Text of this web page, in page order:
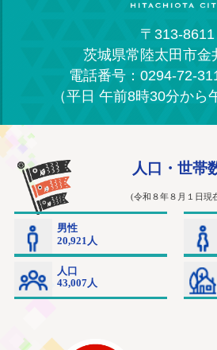
〒313-8611
茨城県常陸太田市金
電話番号：0294-72-
（平日 午前8時30分から